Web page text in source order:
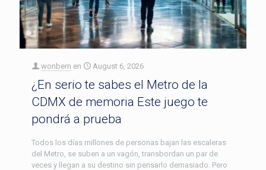
wonbern en August 6, 2026
¿En serio te sabes el Metro de la
CDMX de memoria Este juego te
pondrá a prueba
Todos los días millones de personas bajan las escaleras
del Metro, se suben a un vagón, transbordan un par de
veces y llegan a su destino sin pensarlo demasiado. Pero